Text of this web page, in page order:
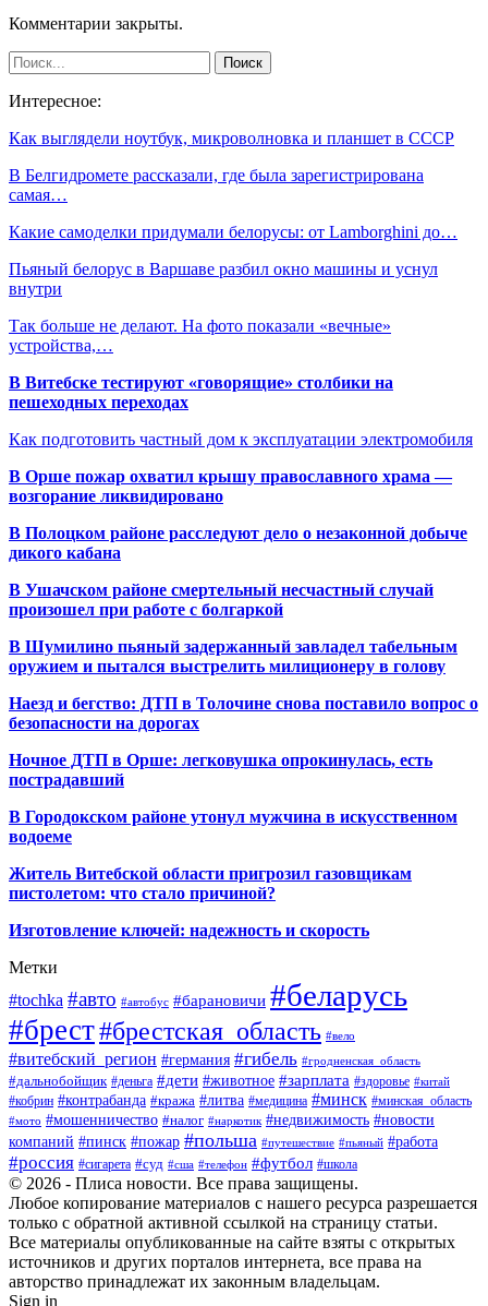
Комментарии закрыты.
Интересное:
Как выглядели ноутбук, микроволновка и планшет в СССР
В Белгидромете рассказали, где была зарегистрирована
самая…
Какие самоделки придумали белорусы: от Lamborghini до…
Пьяный белорус в Варшаве разбил окно машины и уснул
внутри
Так больше не делают. На фото показали «вечные»
устройства,…
В Витебске тестируют «говорящие» столбики на
пешеходных переходах
Как подготовить частный дом к эксплуатации электромобиля
В Орше пожар охватил крышу православного храма —
возгорание ликвидировано
В Полоцком районе расследуют дело о незаконной добыче
дикого кабана
В Ушачском районе смертельный несчастный случай
произошел при работе с болгаркой
В Шумилино пьяный задержанный завладел табельным
оружием и пытался выстрелить милиционеру в голову
Наезд и бегство: ДТП в Толочине снова поставило вопрос о
безопасности на дорогах
Ночное ДТП в Орше: легковушка опрокинулась, есть
пострадавший
В Городокском районе утонул мужчина в искусственном
водоеме
Житель Витебской области пригрозил газовщикам
пистолетом: что стало причиной?
Изготовление ключей: надежность и скорость
Метки
#tochka #авто #автобус #барановичи #беларусь
#брест#брестская_область #вело
#витебский_регион #германия #гибель #гродненская_область
#дальнобойщик #деньга #дети #животное #зарплата #здоровье #китай
#кобрин #контрабанда #кража #литва #медицина #минск #минская_область
#мото #мошенничество #налог #наркотик #недвижимость #новости
компаний #пинск #пожар #польша #путешествие #пьяный #работа
#россия #сигарета #суд #сша #телефон #футбол #школа
© 2026 - Плиса новости. Все права защищены.
Любое копирование материалов с нашего ресурса разрешается
только с обратной активной ссылкой на страницу статьи.
Все материалы опубликованные на сайте взяты с открытых
источников и других порталов интернета, все права на
авторство принадлежат их законным владельцам.
Sign in